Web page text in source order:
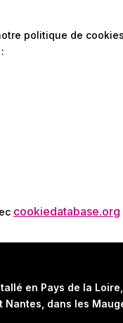
politique de
cookiedatabase.org
en Pays de la Loire,
Nantes, dans les